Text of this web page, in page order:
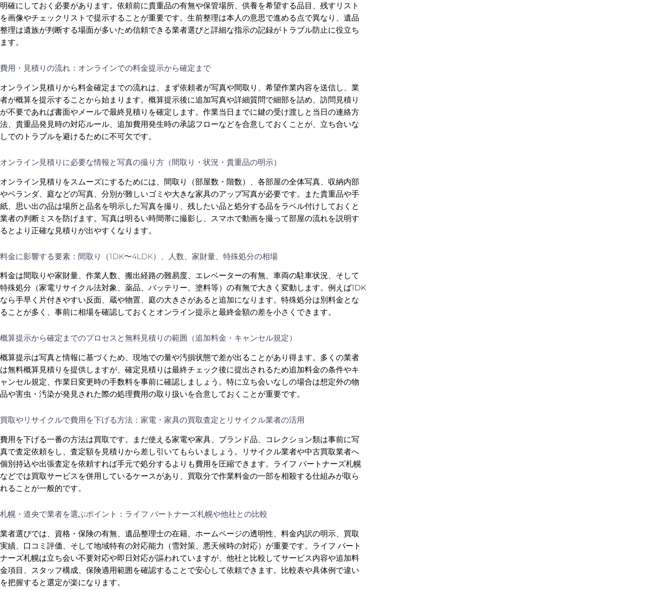
明確にしておく必要があります。依頼前に貴重品の有無や保管場所、供養を希望する品目、残すリスト
を画像やチェックリストで提示することが重要です。生前整理は本人の意思で進める点で異なり、遺品
整理は遺族が判断する場面が多いため信頼できる業者選びと詳細な指示の記録がトラブル防止に役立ち
ます。
費用・見積りの流れ：オンラインでの料金提示から確定まで
オンライン見積りから料金確定までの流れは、まず依頼者が写真や間取り、希望作業内容を送信し、業
者が概算を提示することから始まります。概算提示後に追加写真や詳細質問で細部を詰め、訪問見積り
が不要であれば書面やメールで最終見積りを確定します。作業当日までに鍵の受け渡しと当日の連絡方
法、貴重品発見時の対応ルール、追加費用発生時の承認フローなどを合意しておくことが、立ち合いな
しでのトラブルを避けるために不可欠です。
オンライン見積りに必要な情報と写真の撮り方（間取り・状況・貴重品の明示）
オンライン見積りをスムーズにするためには、間取り（部屋数・階数）、各部屋の全体写真、収納内部
やベランダ、庭などの写真、分別が難しいゴミや大きな家具のアップ写真が必要です。また貴重品や手
紙、思い出の品は場所と品名を明示した写真を撮り、残したい品と処分する品をラベル付けしておくと
業者の判断ミスを防げます。写真は明るい時間帯に撮影し、スマホで動画を撮って部屋の流れを説明す
るとより正確な見積りが出やすくなります。
料金に影響する要素：間取り（1DK〜4LDK）、人数、家財量、特殊処分の相場
料金は間取りや家財量、作業人数、搬出経路の難易度、エレベーターの有無、車両の駐車状況、そして
特殊処分（家電リサイクル法対象、薬品、バッテリー、塗料等）の有無で大きく変動します。例えば1DK
なら手早く片付きやすい反面、蔵や物置、庭の大きさがあると追加になります。特殊処分は別料金とな
ることが多く、事前に相場を確認しておくとオンライン提示と最終金額の差を小さくできます。
概算提示から確定までのプロセスと無料見積りの範囲（追加料金・キャンセル規定）
概算提示は写真と情報に基づくため、現地での量や汚損状態で差が出ることがあり得ます。多くの業者
は無料概算見積りを提供しますが、確定見積りは最終チェック後に提出されるため追加料金の条件やキ
ャンセル規定、作業日変更時の手数料を事前に確認しましょう。特に立ち会いなしの場合は想定外の物
品や害虫・汚染が発見された際の処理費用の取り扱いを合意しておくことが重要です。
買取やリサイクルで費用を下げる方法：家電・家具の買取査定とリサイクル業者の活用
費用を下げる一番の方法は買取です。まだ使える家電や家具、ブランド品、コレクション類は事前に写
真で査定依頼をし、査定額を見積りから差し引いてもらいましょう。リサイクル業者や中古買取業者へ
個別持込や出張査定を依頼すれば手元で処分するよりも費用を圧縮できます。ライフ パートナーズ札幌
などでは買取サービスを併用しているケースがあり、買取分で作業料金の一部を相殺する仕組みが取ら
れることが一般的です。
札幌・道央で業者を選ぶポイント：ライフ パートナーズ札幌や他社との比較
業者選びでは、資格・保険の有無、遺品整理士の在籍、ホームページの透明性、料金内訳の明示、買取
実績、口コミ評価、そして地域特有の対応能力（雪対策、悪天候時の対応）が重要です。ライフ パート
ナーズ札幌は立ち会い不要対応や即日対応が謳われていますが、他社と比較してサービス内容や追加料
金項目、スタッフ構成、保険適用範囲を確認することで安心して依頼できます。比較表や具体例で違い
を把握すると選定が楽になります。